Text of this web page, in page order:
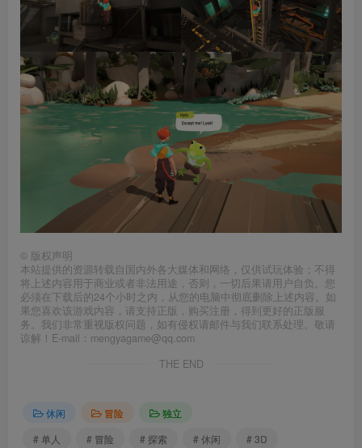
© 版权声明
本站提供的资源转载自国内外各大媒体和网络，仅供试玩体验；不得
将上述内容用于商业或者非法用途，否则，一切后果请用户自负。您
必须在下载后的24个小时之内，从您的电脑中彻底删除上述内容。如
果您喜欢该游戏内容，请支持正版，购买注册，得到更好的正版服
务。我们非常重视版权问题，如有侵权请邮件与我们联系处理。敬请
谅解！E-mail：mengyagame@qq.com
THE END
休闲 冒险
独立
# 单人
# 冒险 # 探索 # 休闲
# 3D